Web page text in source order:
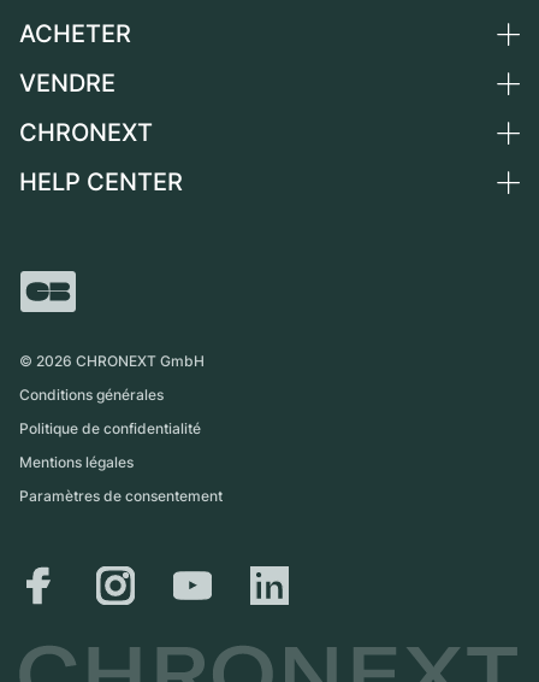
Allemagne
Suisse
France
International
ACHETER
Toutes les montres de luxe
Independent Brands
VENDRE
Vendre une montre
CHRONEXT
Qui sommes-nous ?
Magazine
HELP CENTER
Retrait sur place
© 2026 CHRONEXT GmbH
Conditions générales
Politique de confidentialité
Mentions légales
Paramètres de consentement